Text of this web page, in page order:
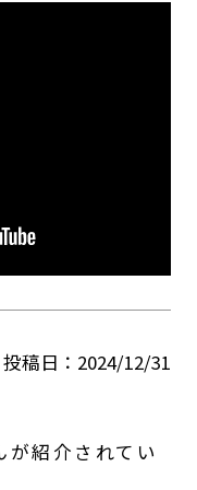
投稿日 2024/12/31
紹介されてい